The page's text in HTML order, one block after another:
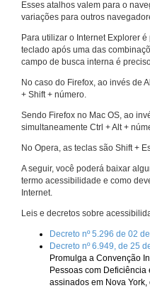
Esses atalhos valem para o
variações para outros
Para utilizar o Internet Explorer
teclado após uma das
campo de busca interna é
No caso do Firefox, ao invés de
+ Shift + número.
Sendo Firefox no Mac OS, ao
simultaneamente Ctrl + Alt +
No Opera, as teclas são Shift +
A seguir, você poderá baixar
termo acessibilidade e como
Internet.
Leis e decretos sobre
Decreto nº 5.296 de 02
Decreto nº 6.949, de 25
Promulga a Convenção
Pessoas com
assinados em Nova